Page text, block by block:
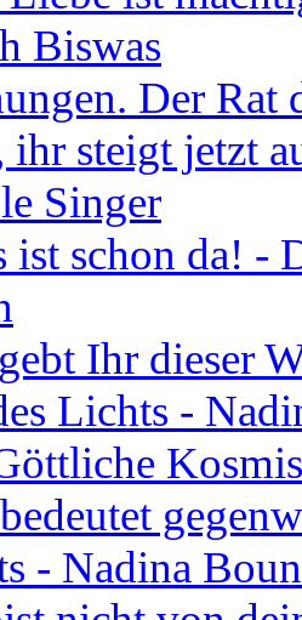
Biswas
Der
ihr steigt jetzt
Singer
ist schon da! -
Ihr dieser
Lichts -
- Nadina Boun